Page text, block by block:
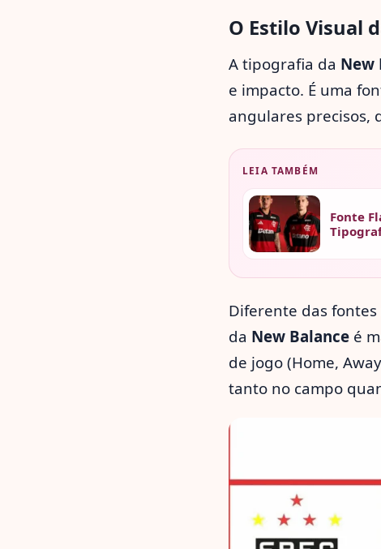
O Estilo Visual
A tipografia da New
e impacto. É uma
angulares precisos,
LEIA TAMBÉM
Fonte
Diferente das
da New Balance é
de jogo (Home,
tanto no campo